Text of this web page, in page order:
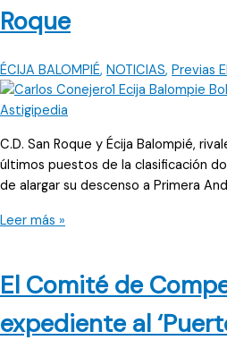
Andaluza
Roque
ÉCIJA BALOMPIÉ, NOTICIAS, Previas
C.D. San Roque y Écija Balompié,
últimos puestos de la clasificación
de alargar su descenso a Primera
En
la
vorágine,
el
Leer más »
El Comité de
expediente al